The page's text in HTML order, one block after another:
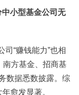
小型基金公司无
“赚钱能力”也相
方基金、招商基
数据悉数披露。综
愈发显著。